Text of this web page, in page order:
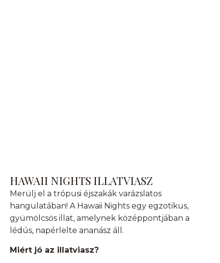
HAWAII NIGHTS ILLATVIASZ
Merülj el a trópusi éjszakák varázslatos
hangulatában! A Hawaii Nights egy egzotikus,
gyümölcsös illat, amelynek középpontjában a
lédús, napérlelte ananász áll.
Miért jó az illatviasz?